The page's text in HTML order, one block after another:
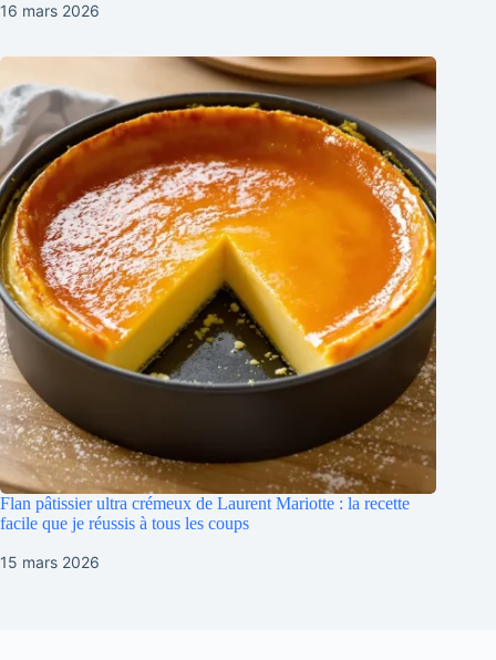
16 mars 2026
Flan pâtissier ultra crémeux de Laurent Mariotte : la recette
facile que je réussis à tous les coups
15 mars 2026